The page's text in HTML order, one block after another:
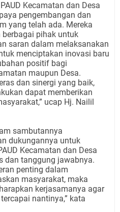
Kecamatan dan Desa
pengembangan dan
yang telah ada. Mereka
pihak untuk
saran dalam melaksanakan
menciptakan inovasi baru
positif bagi
maupun Desa.
dan sinergi yang baik,
dapat memberikan
ucap Hj. Nailil
sambutannya
dukungannya untuk
Kecamatan dan Desa
dan tanggung jawabnya.
penting dalam
masyarakat, maka
kerjasamanya agar
nantinya,” kata